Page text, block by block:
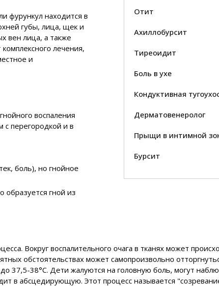
Отит
Ахиллобурсит
Тиреоидит
Боль в ухе
Кондуктивная
Дерматовенеролог
Прыщи в интимной
Бурсит
фурункул находится в
губы, лица, щек и
вен лица, а также
лечения,
и
воспаления
с перегородкой и в
боль), но гнойное
образуется гной из
Вокруг воспалительного очага в тканях может
обстоятельствах может самопроизвольно
37,5-38°C. Дети жалуются на головную боль, могут
в абсцедирующую. Этот процесс называется